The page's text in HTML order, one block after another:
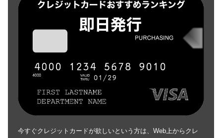
今すぐクレジットカードが欲しいという方は、Web上からクレ